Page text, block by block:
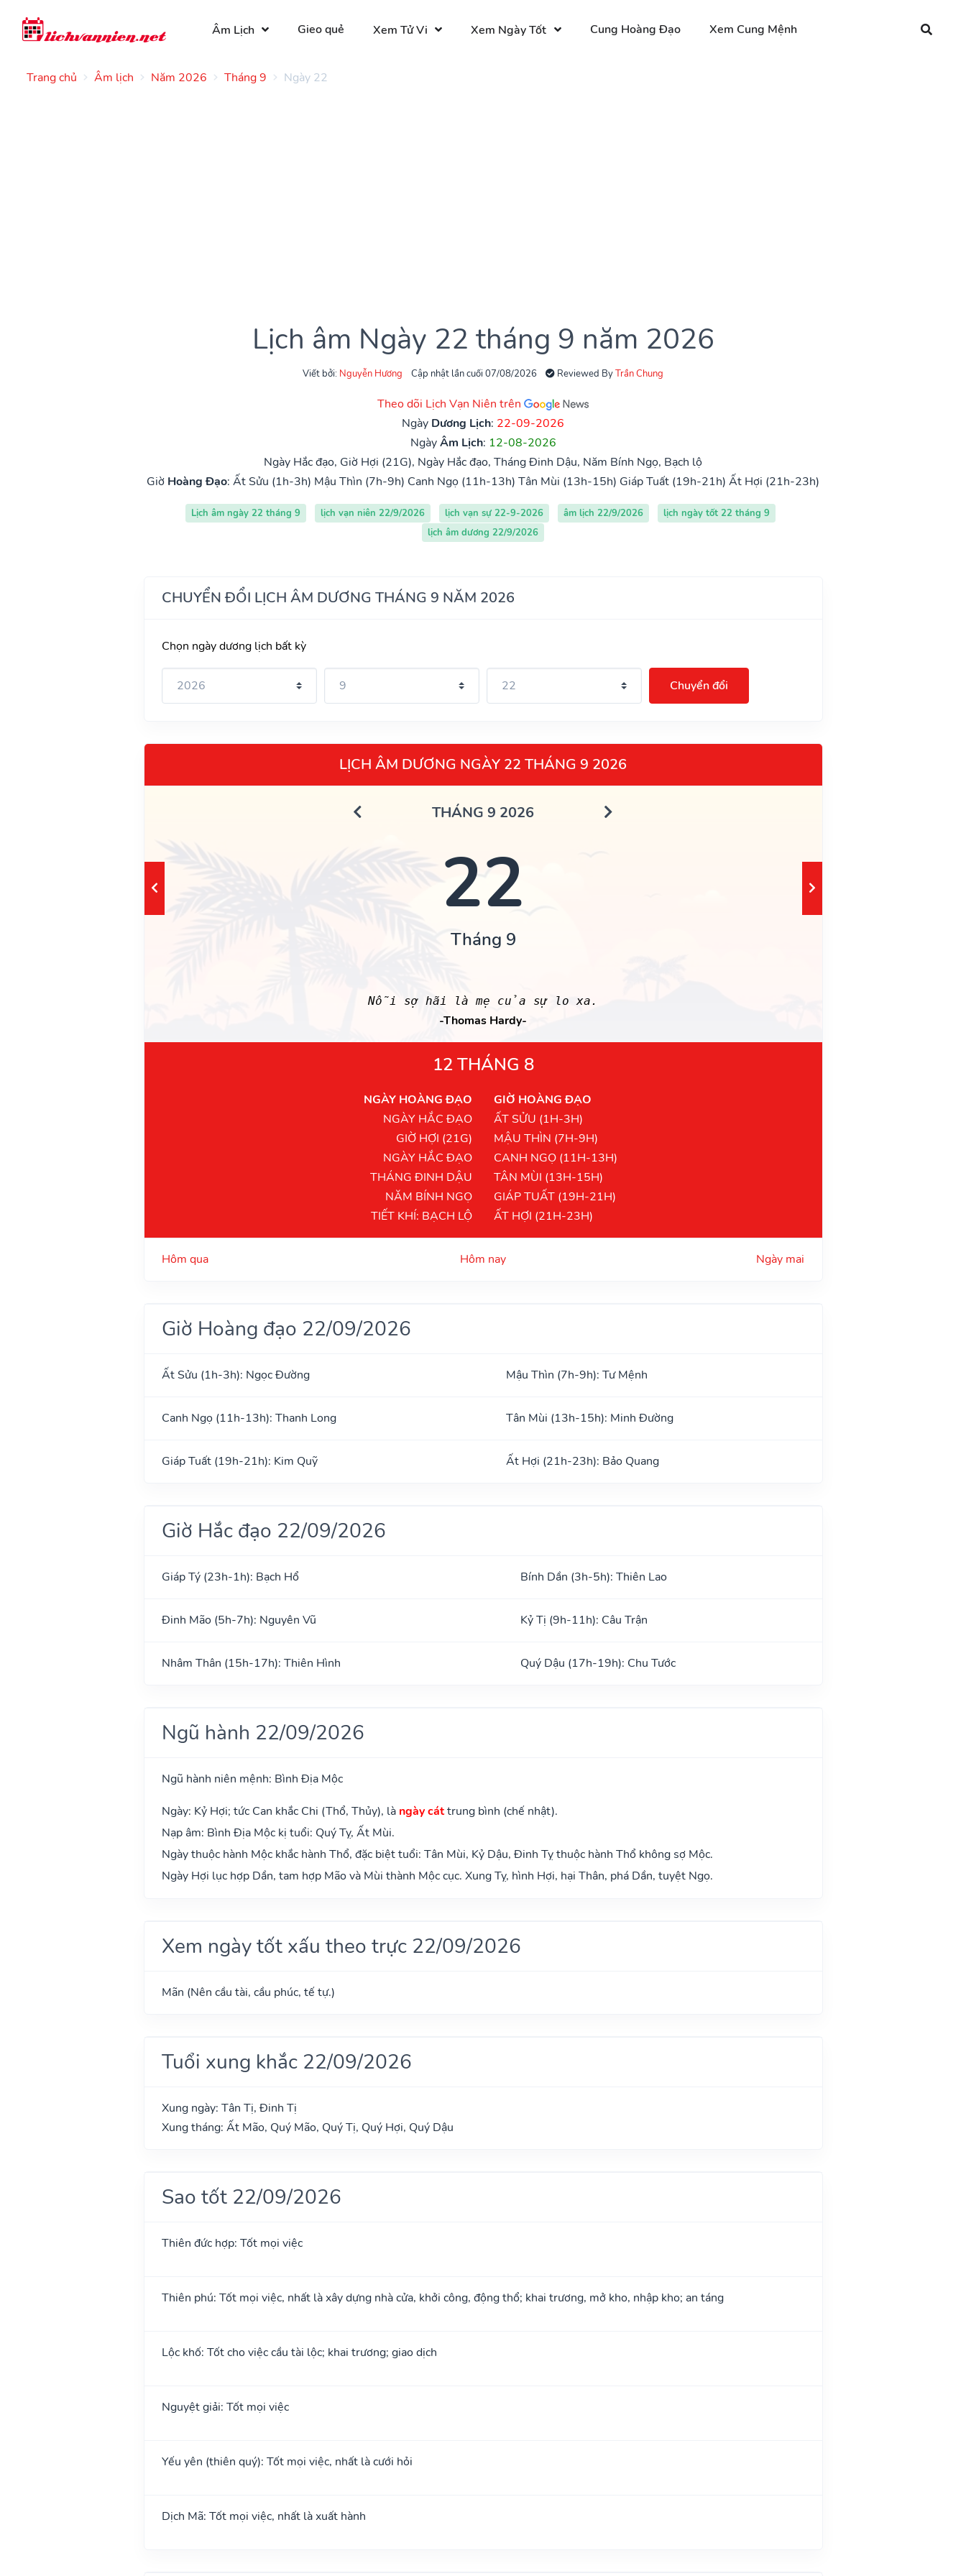
Âm Lịch Gieo quẻ Xem Tử Vi Xem Ngày Tốt Cung Hoàng Đạo Xem Cung Mệnh
Trang chủ Âm lịch Năm 2026 Tháng 9 Ngày 22
Lịch âm Ngày 22 tháng 9 năm 2026
Viết bởi: Nguyễn Hương Cập nhật lần cuối 07/08/2026 Reviewed ByTrần Chung
Theo dõi Lịch Vạn Niên trên
Ngày Dương Lịch: 22-09-2026
NgàyÂm Lịch: 12-08-2026
Ngày Hắc đạo, Giờ Hợi (21G), Ngày Hắc đạo, Tháng Đinh Dậu, Năm Bính Ngọ, Bạch lộ
Giờ Hoàng Đạo: Ất Sửu (1h-3h) Mậu Thìn (7h-9h) Canh Ngọ (11h-13h) Tân Mùi (13h-15h) Giáp Tuất (19h-21h) Ất Hợi (21h-23h)
Lịch âm ngày 22 tháng 9 lịch vạn niên 22/9/2026 lịch vạn sự 22-9-2026 âm lịch 22/9/2026
lịch ngày tốt 22 tháng 9
lịch âm dương 22/9/2026
CHUYỂN ĐỔI LỊCH ÂM DƯƠNG THÁNG 9 NĂM 2026
Chọn ngày dương lịch bất kỳ
Chuyển đổi
LỊCH ÂM DƯƠNG NGÀY 22 THÁNG 9 2026
THÁNG 9 2026
22
Tháng 9
Nỗi sợ hãi là mẹ của sự lo xa.
-Thomas Hardy-
12 THÁNG 8
NGÀY HOÀNG ĐẠO
NGÀY HẮC ĐẠO
GIỜ HỢI (21G)
NGÀY HẮC ĐẠO
THÁNG ĐINH DẬU
NĂM BÍNH NGỌ
TIẾT KHÍ: BẠCH LỘ
GIỜ HOÀNG ĐẠO
ẤT SỬU (1H-3H)
MẬU THÌN (7H-9H)
CANH NGỌ (11H-13H)
TÂN MÙI (13H-15H)
GIÁP TUẤT (19H-21H)
ẤT HỢI (21H-23H)
Hôm qua Hôm nay Ngày mai
Giờ Hoàng đạo 22/09/2026
Ất Sửu (1h-3h): Ngọc Đường Mậu Thìn (7h-9h): Tư Mệnh
Canh Ngọ (11h-13h): Thanh Long Tân Mùi (13h-15h): Minh Đường
Giáp Tuất (19h-21h): Kim Quỹ Ất Hợi (21h-23h): Bảo Quang
Giờ Hắc đạo 22/09/2026
Giáp Tý (23h-1h): Bạch Hổ Bính Dần (3h-5h): Thiên Lao
Đinh Mão (5h-7h): Nguyên Vũ Kỷ Tị (9h-11h): Câu Trận
Nhâm Thân (15h-17h): Thiên Hình Quý Dậu (17h-19h): Chu Tước
Ngũ hành 22/09/2026
Ngũ hành niên mệnh: Bình Địa Mộc
Ngày: Kỷ Hợi; tức Can khắc Chi (Thổ, Thủy), là ngày cáttrung bình (chế nhật).
Nạp âm: Bình Địa Mộc kị tuổi: Quý Tỵ, Ất Mùi.
Ngày thuộc hành Mộc khắc hành Thổ, đặc biệt tuổi: Tân Mùi, Kỷ Dậu, Đinh Tỵ thuộc hành Thổ không sợ Mộc.
Ngày Hợi lục hợp Dần, tam hợp Mão và Mùi thành Mộc cục. Xung Tỵ, hình Hợi, hại Thân, phá Dần, tuyệt Ngọ.
Xem ngày tốt xấu theo trực 22/09/2026
Mãn (Nên cầu tài, cầu phúc, tế tự.)
Tuổi xung khắc 22/09/2026
Xung ngày: Tân Tị, Đinh Tị
Xung tháng: Ất Mão, Quý Mão, Quý Tị, Quý Hợi, Quý Dậu
Sao tốt 22/09/2026
Thiên đức hợp: Tốt mọi việc
Thiên phú: Tốt mọi việc, nhất là xây dựng nhà cửa, khởi công, động thổ; khai trương, mở kho, nhập kho; an táng
Lộc khố: Tốt cho việc cầu tài lộc; khai trương; giao dịch
Nguyệt giải: Tốt mọi việc
Yếu yên (thiên quý): Tốt mọi việc, nhất là cưới hỏi
Dịch Mã: Tốt mọi việc, nhất là xuất hành